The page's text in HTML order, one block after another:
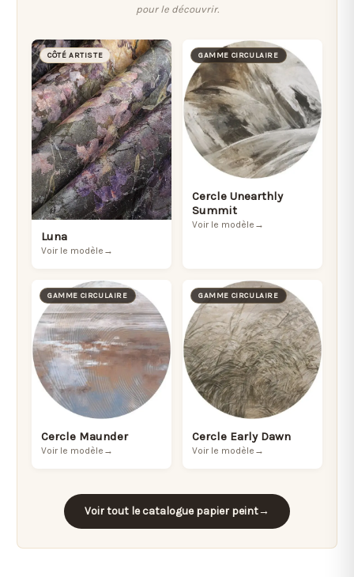
pour le découvrir.
CÔTÉ ARTISTE
Luna
Voir le modèle →
GAMME CIRCULAIRE
Cercle Unearthly
Summit
Voir le modèle →
GAMME CIRCULAIRE
Cercle Maunder
Voir le modèle →
GAMME CIRCULAIRE
Cercle Early Dawn
Voir le modèle →
Voir tout le catalogue papier peint→